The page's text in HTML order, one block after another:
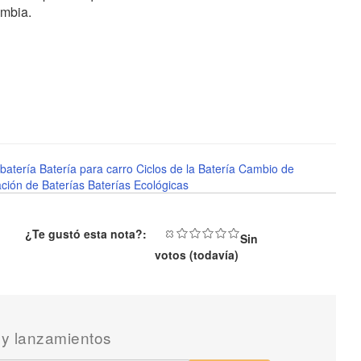
batería Batería para carro Ciclos de la Batería Cambio de
de Baterías Baterías Ecológicas
¿Te gustó esta nota?:
Sin
votos (todavía)
lanzamientos